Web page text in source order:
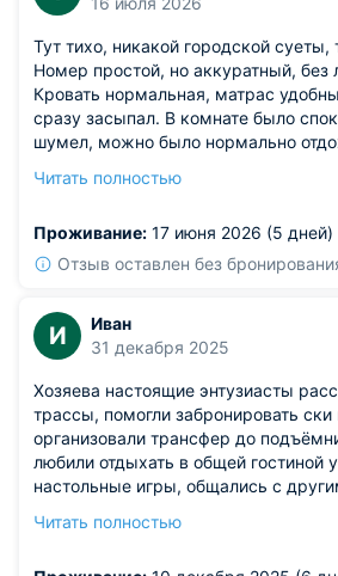
Тут тихо, никакой городской суеты,
Номер простой, но аккуратный, без
Кровать нормальная, матрас
сразу засыпал. В комнате было
шумел, можно было нормально
посмотреть на горы — это
посильнее, иногда казалось, что
это поправить, станет намного
Читать полностью
Проживание: 17 июня 2026 (5 дней)
Отзыв оставлен без
И
Иван
31 декабря 2025
Хозяева настоящие энтузиасты
трассы, помогли забронировать
организовали трансфер до
любили отдыхать в общей гостиной
настольные игры, общались с
Из недостатков: нет собственного
Читать полностью